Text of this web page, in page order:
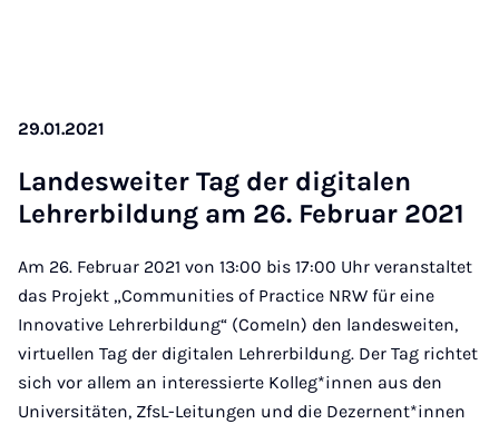
29.01.2021
Landes­weit­er Tag der di­gitalen
Lehr­er­bildung am 26. Feb­ru­ar 2021
Am 26. Februar 2021 von 13:00 bis 17:00 Uhr veranstaltet
das Projekt „Communities of Practice NRW für eine
Innovative Lehrerbildung“ (ComeIn) den landesweiten,
virtuellen Tag der digitalen Lehrerbildung. Der Tag richtet
sich vor allem an interessierte Kolleg*innen aus den
Universitäten, ZfsL-Leitungen und die Dezernent*innen